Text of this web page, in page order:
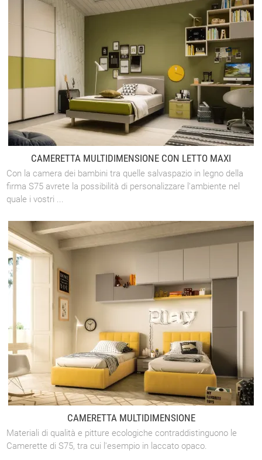
CAMERETTA MULTIDIMENSIONE CON LETTO MAXI
Con la camera dei bambini tra quelle salvaspazio in legno della
firma S75 avrete la possibilità di personalizzare l'ambiente nel
quale i vostri ...
CAMERETTA MULTIDIMENSIONE
Materiali di qualità e pitture ecologiche contraddistinguono le
Camerette di S75, tra cui l'esempio in laccato opaco.